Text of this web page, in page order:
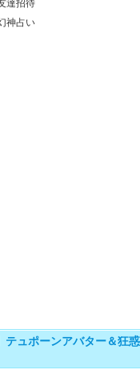
達招待
神占い
テュポーンアバター＆狂